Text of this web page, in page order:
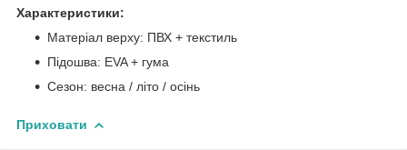
Характеристики:
Матеріал верху: ПВХ + текстиль
Підошва: EVA + гума
Сезон: весна / літо / осінь
Приховати